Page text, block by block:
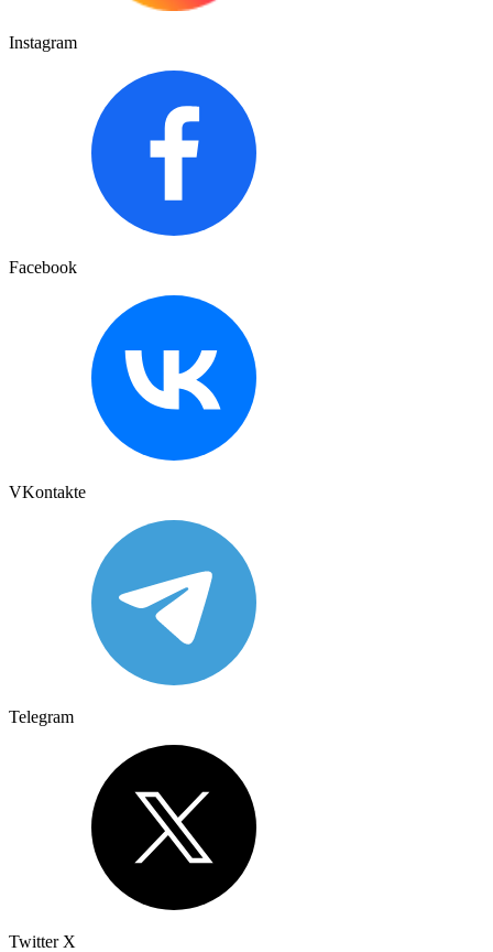
Instagram
Facebook
VKontakte
Telegram
Twitter X